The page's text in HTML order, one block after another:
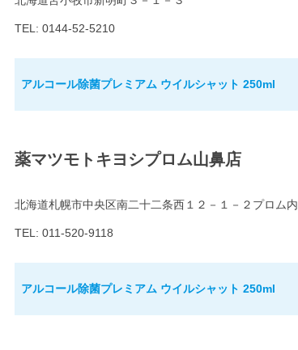
TEL: 0144-52-5210
アルコール除菌プレミアム ウイルシャット 250ml
薬マツモトキヨシプロム山鼻店
北海道札幌市中央区南二十二条西１２－１－２プロム内
TEL: 011-520-9118
アルコール除菌プレミアム ウイルシャット 250ml